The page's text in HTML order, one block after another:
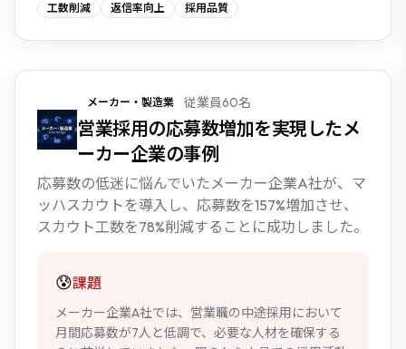
工数削減 返信率向上 採用品質
メーカー・製造業 従業員60名
営業採用の応募数増加を実現したメ
ーカー企業の事例
応募数の低迷に悩んでいたメーカー企業A社が、マ
ッハスカウトを導入し、応募数を157%増加させ、
スカウト工数を78%削減することに成功しました。
😰課題
メーカー企業A社では、営業職の中途採用において
月間応募数が7人と低調で、必要な人材を確保する